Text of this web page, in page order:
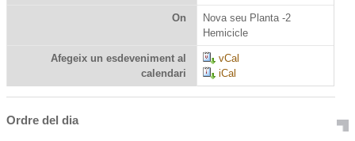
On
Nova seu Planta -2
Hemicicle
Afegeix un esdeveniment al
calendari
vCal
iCal
Ordre del dia